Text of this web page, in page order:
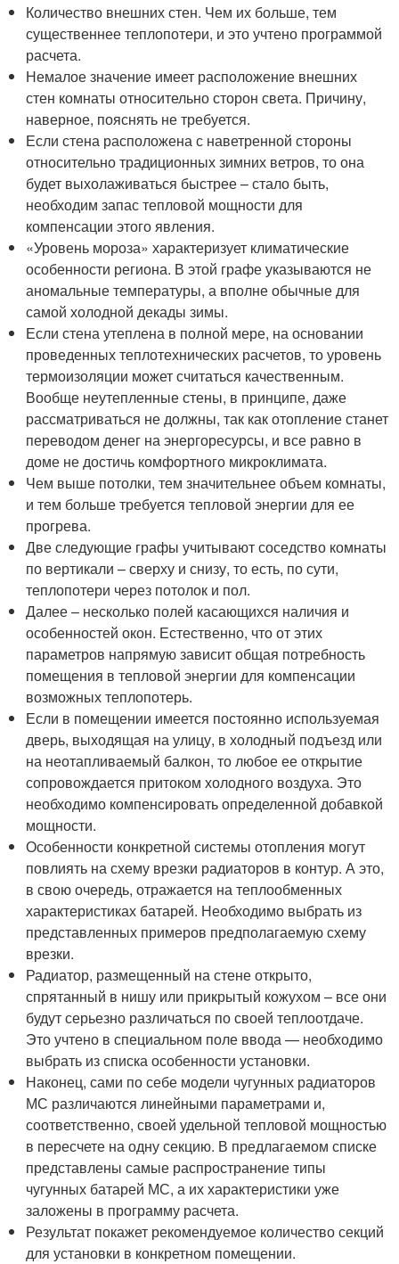
Количество внешних стен. Чем их больше, тем
существеннее теплопотери, и это учтено программой
расчета.
Немалое значение имеет расположение внешних
стен комнаты относительно сторон света. Причину,
наверное, пояснять не требуется.
Если стена расположена с наветренной стороны
относительно традиционных зимних ветров, то она
будет выхолаживаться быстрее – стало быть,
необходим запас тепловой мощности для
компенсации этого явления.
«Уровень мороза» характеризует климатические
особенности региона. В этой графе указываются не
аномальные температуры, а вполне обычные для
самой холодной декады зимы.
Если стена утеплена в полной мере, на основании
проведенных теплотехнических расчетов, то уровень
термоизоляции может считаться качественным.
Вообще неутепленные стены, в принципе, даже
рассматриваться не должны, так как отопление станет
переводом денег на энергоресурсы, и все равно в
доме не достичь комфортного микроклимата.
Чем выше потолки, тем значительнее объем комнаты,
и тем больше требуется тепловой энергии для ее
прогрева.
Две следующие графы учитывают соседство комнаты
по вертикали – сверху и снизу, то есть, по сути,
теплопотери через потолок и пол.
Далее – несколько полей касающихся наличия и
особенностей окон. Естественно, что от этих
параметров напрямую зависит общая потребность
помещения в тепловой энергии для компенсации
возможных теплопотерь.
Если в помещении имеется постоянно используемая
дверь, выходящая на улицу, в холодный подъезд или
на неотапливаемый балкон, то любое ее открытие
сопровождается притоком холодного воздуха. Это
необходимо компенсировать определенной добавкой
мощности.
Особенности конкретной системы отопления могут
повлиять на схему врезки радиаторов в контур. А это,
в свою очередь, отражается на теплообменных
характеристиках батарей. Необходимо выбрать из
представленных примеров предполагаемую схему
врезки.
Радиатор, размещенный на стене открыто,
спрятанный в нишу или прикрытый кожухом – все они
будут серьезно различаться по своей теплоотдаче.
Это учтено в специальном поле ввода — необходимо
выбрать из списка особенности установки.
Наконец, сами по себе модели чугунных радиаторов
МС различаются линейными параметрами и,
соответственно, своей удельной тепловой мощностью
в пересчете на одну секцию. В предлагаемом списке
представлены самые распространение типы
чугунных батарей МС, а их характеристики уже
заложены в программу расчета.
Результат покажет рекомендуемое количество секций
для установки в конкретном помещении.